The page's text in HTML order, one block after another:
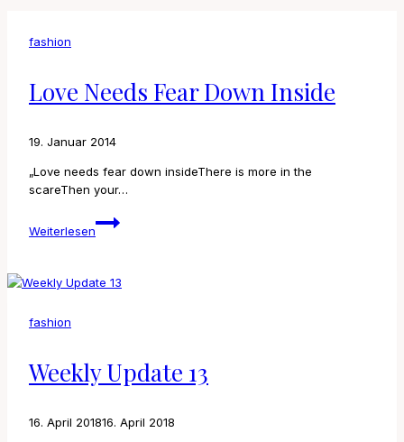
fashion
Love Needs Fear Down Inside
19. Januar 2014
„Love needs fear down insideThere is more in the
scareThen your…
Weiterlesen
Love
needs
inside
fashion
Weekly Update 13
16. April 201816. April 2018